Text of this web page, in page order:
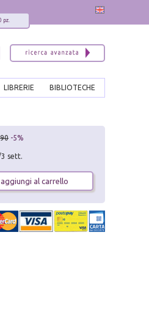
pz.
BIBLIOTECHE
LIBRERIE
-5%
sett.
aggiungi al carrello
x
potrai
desideri.